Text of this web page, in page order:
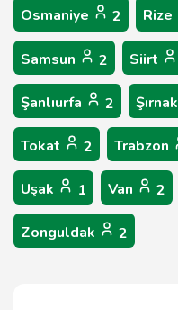
Osmaniye 2 Rize
Samsun 2 Siirt
Şanlıurfa 2 Şırnak
Tokat 2 Trabzon
Uşak 1 Van 2
Zonguldak 2